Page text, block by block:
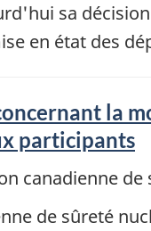
sa
en état des
la
participants
canadienne
de sûreté